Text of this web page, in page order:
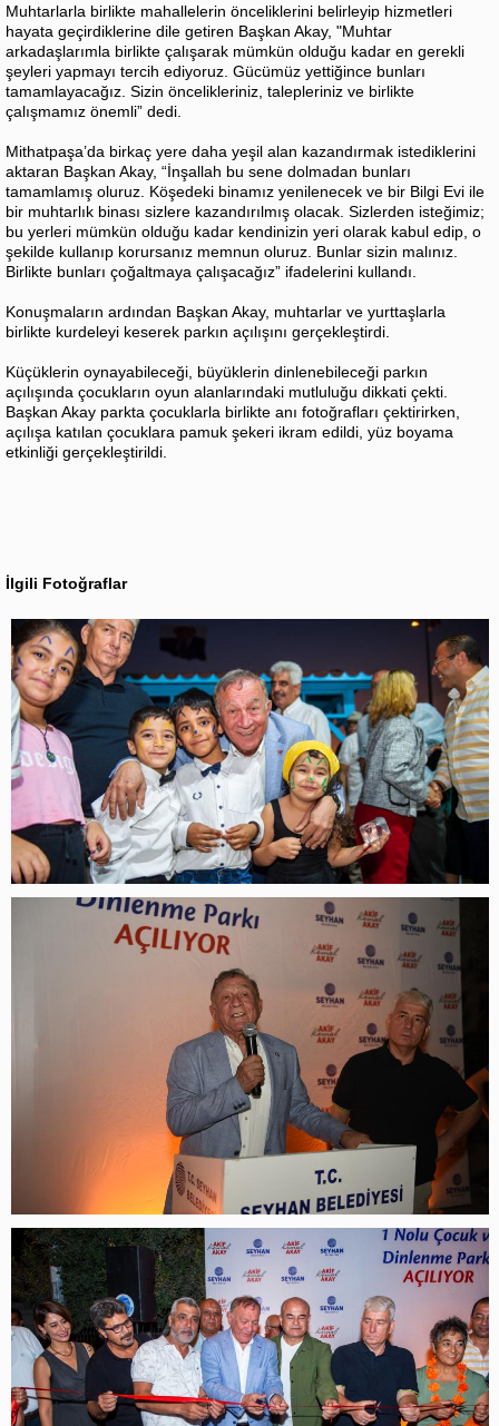
Muhtarlarla birlikte mahallelerin önceliklerini belirleyip hizmetleri
hayata geçirdiklerine dile getiren Başkan Akay, "Muhtar
arkadaşlarımla birlikte çalışarak mümkün olduğu kadar en gerekli
şeyleri yapmayı tercih ediyoruz. Gücümüz yettiğince bunları
tamamlayacağız. Sizin öncelikleriniz, talepleriniz ve birlikte
çalışmamız önemli” dedi.
Mithatpaşa’da birkaç yere daha yeşil alan kazandırmak istediklerini
aktaran Başkan Akay, “İnşallah bu sene dolmadan bunları
tamamlamış oluruz. Köşedeki binamız yenilenecek ve bir Bilgi Evi ile
bir muhtarlık binası sizlere kazandırılmış olacak. Sizlerden isteğimiz;
bu yerleri mümkün olduğu kadar kendinizin yeri olarak kabul edip, o
şekilde kullanıp korursanız memnun oluruz. Bunlar sizin malınız.
Birlikte bunları çoğaltmaya çalışacağız” ifadelerini kullandı.
Konuşmaların ardından Başkan Akay, muhtarlar ve yurttaşlarla
birlikte kurdeleyi keserek parkın açılışını gerçekleştirdi.
Küçüklerin oynayabileceği, büyüklerin dinlenebileceği parkın
açılışında çocukların oyun alanlarındaki mutluluğu dikkati çekti.
Başkan Akay parkta çocuklarla birlikte anı fotoğrafları çektirirken,
açılışa katılan çocuklara pamuk şekeri ikram edildi, yüz boyama
etkinliği gerçekleştirildi.
İlgili Fotoğraflar